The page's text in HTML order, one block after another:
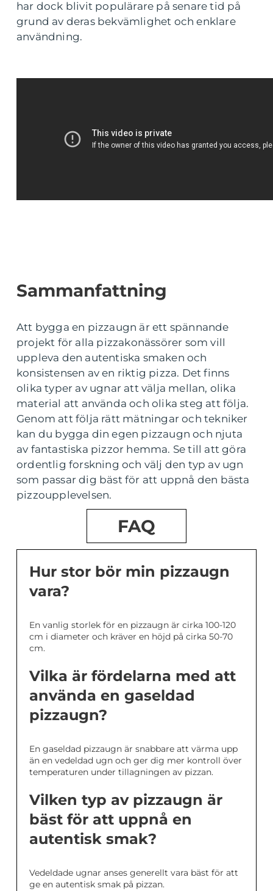
har dock blivit populärare på senare tid på
grund av deras bekvämlighet och enklare
användning.
Sammanfattning
Att bygga en pizzaugn är ett spännande
projekt för alla pizzakonässörer som vill
uppleva den autentiska smaken och
konsistensen av en riktig pizza. Det finns
olika typer av ugnar att välja mellan, olika
material att använda och olika steg att följa.
Genom att följa rätt mätningar och tekniker
kan du bygga din egen pizzaugn och njuta
av fantastiska pizzor hemma. Se till att göra
ordentlig forskning och välj den typ av ugn
som passar dig bäst för att uppnå den bästa
pizzoupplevelsen.
FAQ
Hur stor bör min pizzaugn
vara?
En vanlig storlek för en pizzaugn är cirka 100-120
cm i diameter och kräver en höjd på cirka 50-70
cm.
Vilka är fördelarna med att
använda en gaseldad
pizzaugn?
En gaseldad pizzaugn är snabbare att värma upp
än en vedeldad ugn och ger dig mer kontroll över
temperaturen under tillagningen av pizzan.
Vilken typ av pizzaugn är
bäst för att uppnå en
autentisk smak?
Vedeldade ugnar anses generellt vara bäst för att
ge en autentisk smak på pizzan.